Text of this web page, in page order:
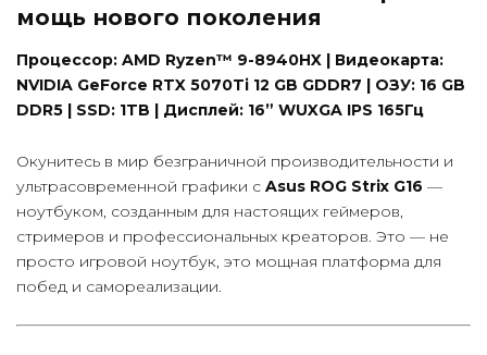
мощь нового поколения
Процессор: AMD Ryzen™ 9-8940HX | Видеокарта:
NVIDIA GeForce RTX 5070Ti 12 GB GDDR7 | ОЗУ: 16 GB
DDR5 | SSD: 1TB | Дисплей: 16” WUXGA IPS 165Гц
Окунитесь в мир безграничной производительности и
ультрасовременной графики с Asus ROG Strix G16 —
ноутбуком, созданным для настоящих геймеров,
стримеров и профессиональных креаторов. Это — не
просто игровой ноутбук, это мощная платформа для
побед и самореализации.